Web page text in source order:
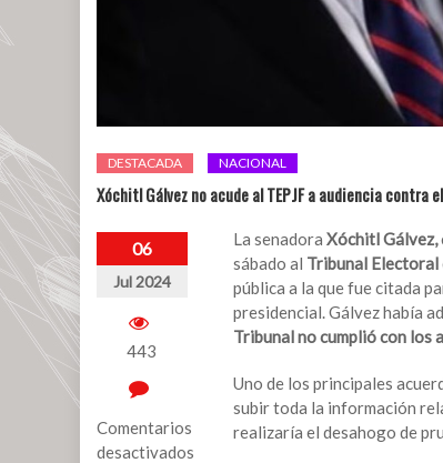
DESTACADA NACIONAL
Xóchitl Gálvez no acude al TEPJF a audiencia contra
06
Jul 2024
443
Comentarios
desactivados
La senadora Xóchitl Gálvez,
sábado al Tribunal Electoral
pública a la que fue citada
presidencial. Gálvez había
Tribunal no cumplió con los
Uno de los principales
subir toda la información
realizaría el desahogo de